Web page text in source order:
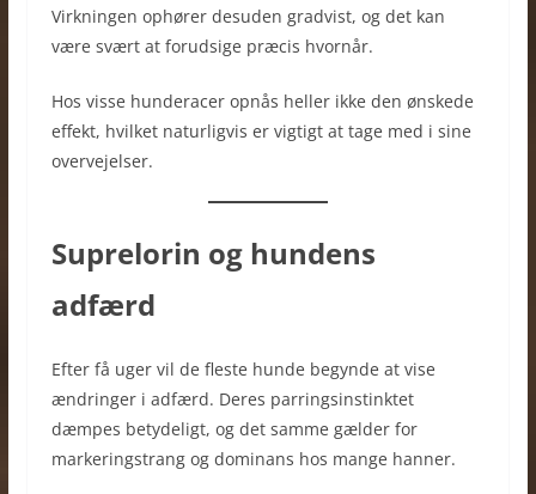
Virkningen ophører desuden gradvist, og det kan
være svært at forudsige præcis hvornår.
Hos visse hunderacer opnås heller ikke den ønskede
effekt, hvilket naturligvis er vigtigt at tage med i sine
overvejelser.
Suprelorin og hundens
adfærd
Efter få uger vil de fleste hunde begynde at vise
ændringer i adfærd. Deres parringsinstinktet
dæmpes betydeligt, og det samme gælder for
markeringstrang og dominans hos mange hanner.